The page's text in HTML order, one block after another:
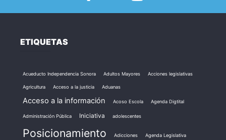
ETIQUETAS
Acueducto Independencia Sonora Adultos Mayores Acciones legislativas
Agricultura Acceso a la justicia Aduanas
Acceso a la información Acoso Escola Agenda Digtital
Administración Pública Iniciativa adolescentes
Posicionamiento Adicciones Agenda Legislativa